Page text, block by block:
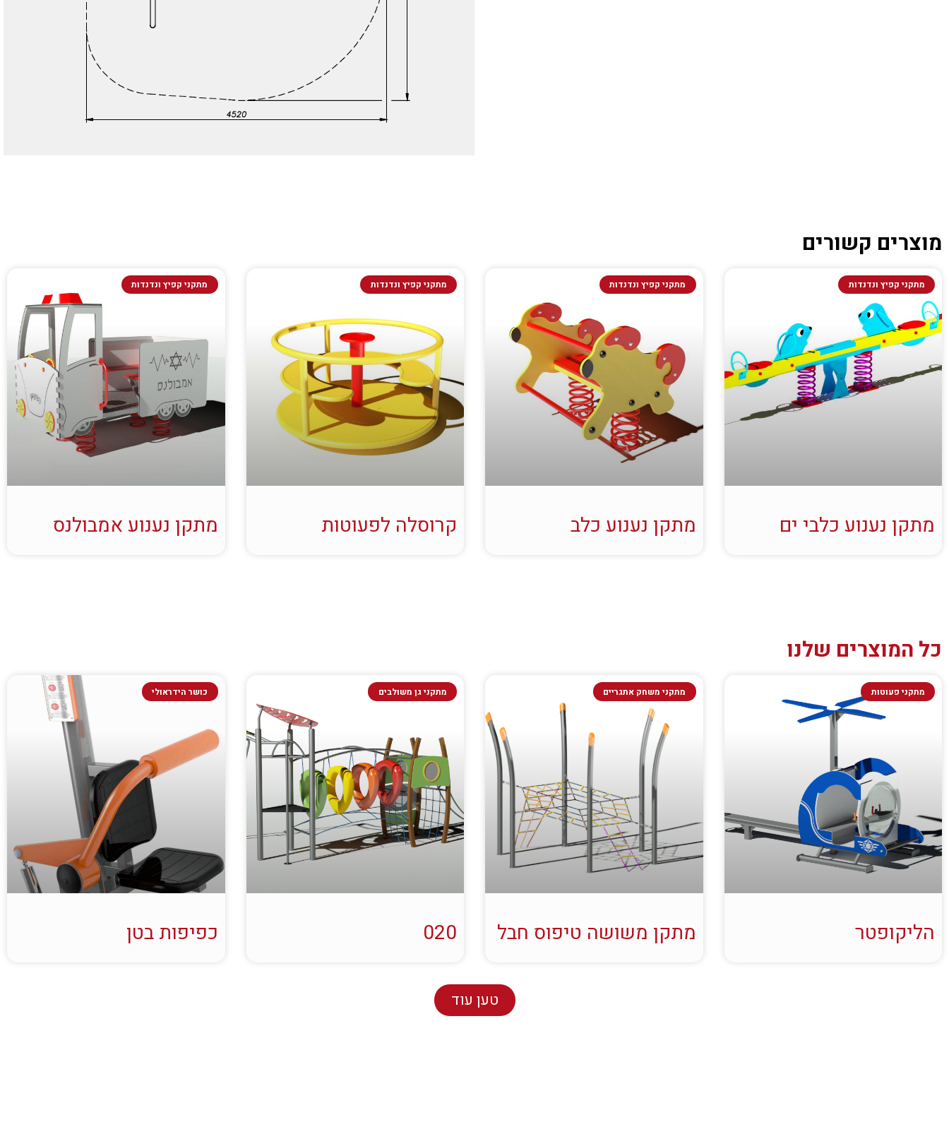
מוצרים קשורים
מתקני קפיץ ונדנדות
מתקן נענוע כלבי ים
מתקני קפיץ ונדנדות
מתקן נענוע כלב
מתקני קפיץ ונדנדות
קרוסלה לפעוטות
מתקני קפיץ ונדנדות
מתקן נענוע אמבולנס
כל המוצרים שלנו
מתקני פעוטות
הליקופטר
מתקני משחק אתגריים
מתקן משושה טיפוס חבל
מתקני גן משולבים
020
כושר הידראולי
כפיפות בטן
טען עוד